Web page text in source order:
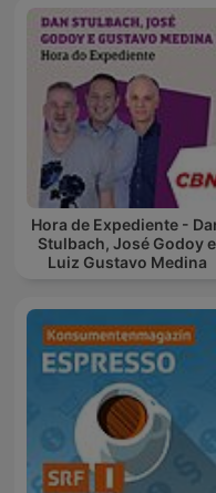
Hora de Expediente -
Stulbach, José Godoy e
Luiz Gustavo Medina